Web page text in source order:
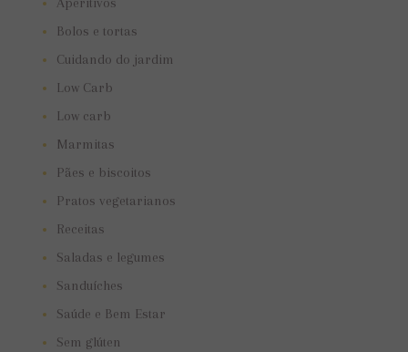
Bolos e tortas
Cuidando do jardim
Low Carb
Low carb
Marmitas
Pães e biscoitos
Pratos vegetarianos
Receitas
Saladas e legumes
Sanduíches
Saúde e Bem Estar
Sem glúten